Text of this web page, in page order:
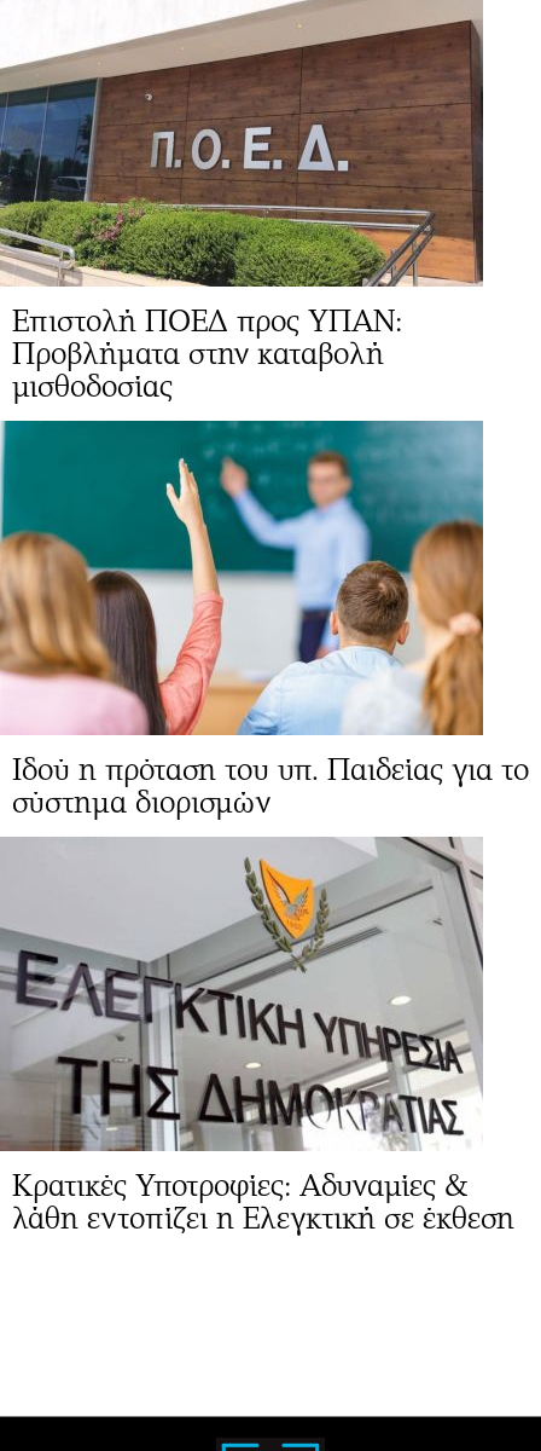
Επιστολή ΠΟΕΔ προς ΥΠΑΝ:
Προβλήματα στην καταβολή
μισθοδοσίας
Ιδού η πρόταση του υπ. Παιδείας για το
σύστημα διορισμών
Κρατικές Υποτροφίες: Αδυναμίες &
λάθη εντοπίζει η Ελεγκτική σε έκθεση